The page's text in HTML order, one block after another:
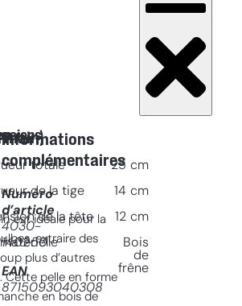
main)
est idéale pour la
extraire des
plus d’autres
Cette pelle en forme
en bois de
totale 25 cm
de la tige 14 cm
de la tête 12 cm
Bois
de
frêne
Informations
complémentaires
Numéro
d’article
4030-
140250
EAN
8715093040308